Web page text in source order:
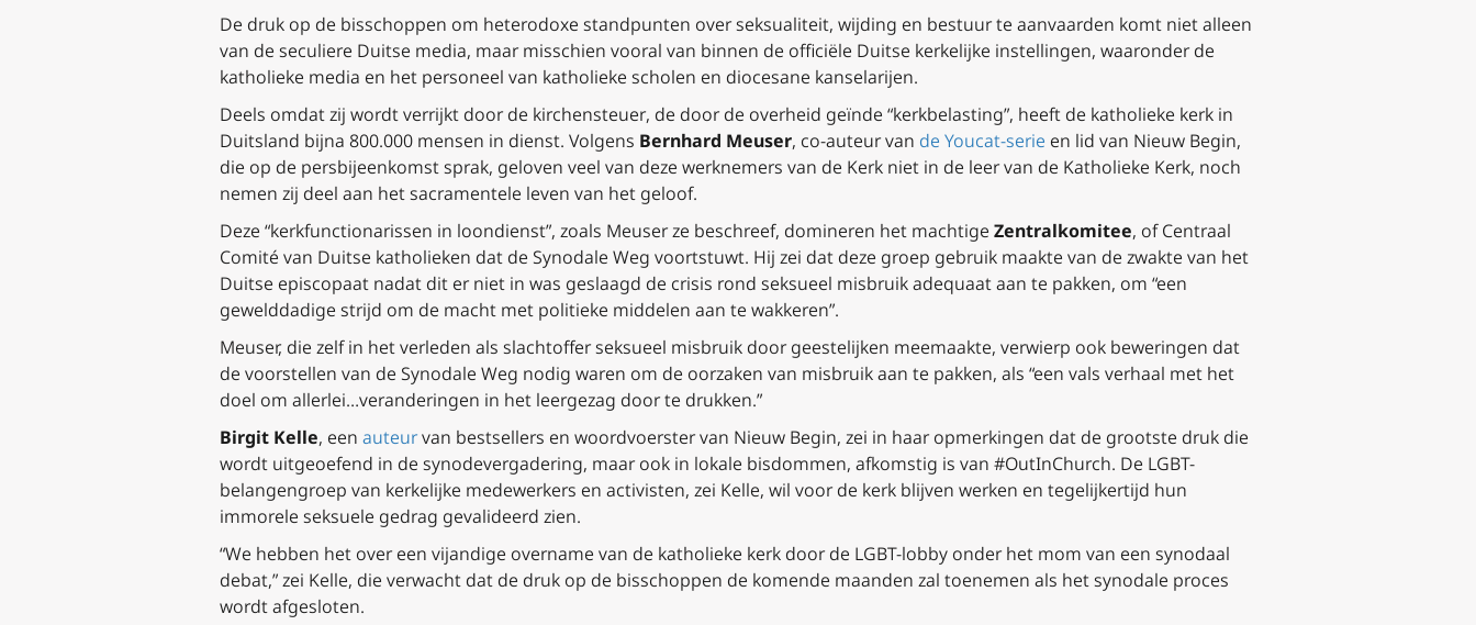
De druk op de bisschoppen om heterodoxe standpunten over seksualiteit, wijding en bestuur te aanvaarden komt niet alleen
van de seculiere Duitse media, maar misschien vooral van binnen de officiële Duitse kerkelijke instellingen, waaronder de
katholieke media en het personeel van katholieke scholen en diocesane kanselarijen.
Deels omdat zij wordt verrijkt door de kirchensteuer, de door de overheid geïnde “kerkbelasting”, heeft de katholieke kerk in
Duitsland bijna 800.000 mensen in dienst. Volgens Bernhard Meuser, co-auteur van de Youcat-serie en lid van Nieuw Begin,
die op de persbijeenkomst sprak, geloven veel van deze werknemers van de Kerk niet in de leer van de Katholieke Kerk, noch
nemen zij deel aan het sacramentele leven van het geloof.
Deze “kerkfunctionarissen in loondienst”, zoals Meuser ze beschreef, domineren het machtige Zentralkomitee, of Centraal
Comité van Duitse katholieken dat de Synodale Weg voortstuwt. Hij zei dat deze groep gebruik maakte van de zwakte van het
Duitse episcopaat nadat dit er niet in was geslaagd de crisis rond seksueel misbruik adequaat aan te pakken, om “een
gewelddadige strijd om de macht met politieke middelen aan te wakkeren”.
Meuser, die zelf in het verleden als slachtoffer seksueel misbruik door geestelijken meemaakte, verwierp ook beweringen dat
de voorstellen van de Synodale Weg nodig waren om de oorzaken van misbruik aan te pakken, als “een vals verhaal met het
doel om allerlei…veranderingen in het leergezag door te drukken.”
Birgit Kelle, een auteurvan bestsellers en woordvoerster van Nieuw Begin, zei in haar opmerkingen dat de grootste druk die
wordt uitgeoefend in de synodevergadering, maar ook in lokale bisdommen, afkomstig is van #OutInChurch. De LGBT-
belangengroep van kerkelijke medewerkers en activisten, zei Kelle, wil voor de kerk blijven werken en tegelijkertijd hun
immorele seksuele gedrag gevalideerd zien.
“We hebben het over een vijandige overname van de katholieke kerk door de LGBT-lobby onder het mom van een synodaal
debat,” zei Kelle, die verwacht dat de druk op de bisschoppen de komende maanden zal toenemen als het synodale proces
wordt afgesloten.